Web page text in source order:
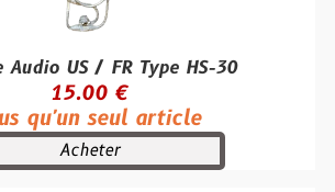
Audio US / FR Type HS-30
15.00 €
qu'un seul article
Acheter